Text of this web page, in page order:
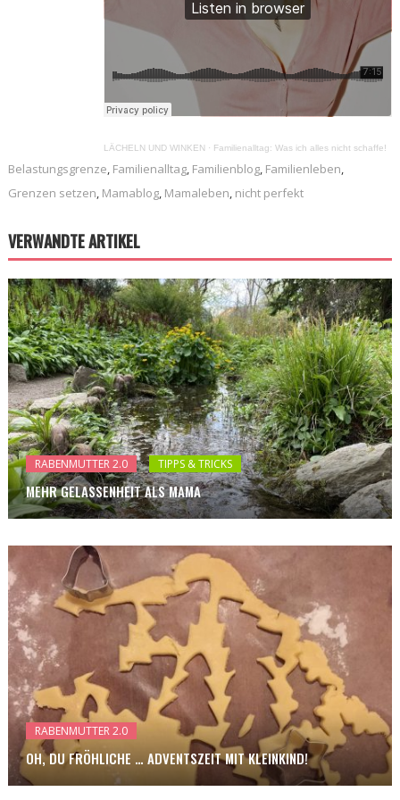
LÄCHELN UND WINKEN · Familienalltag: Was ich alles nicht schaffe!
Belastungsgrenze, Familienalltag, Familienblog, Familienleben,
Grenzen setzen, Mamablog, Mamaleben, nicht perfekt
VERWANDTE ARTIKEL
RABENMUTTER 2.0 TIPPS & TRICKS
MEHR GELASSENHEIT ALS MAMA
RABENMUTTER 2.0
OH, DU FRÖHLICHE … ADVENTSZEIT MIT KLEINKIND!